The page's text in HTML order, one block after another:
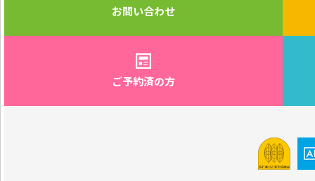
お問い合わせ
ご予約済の方